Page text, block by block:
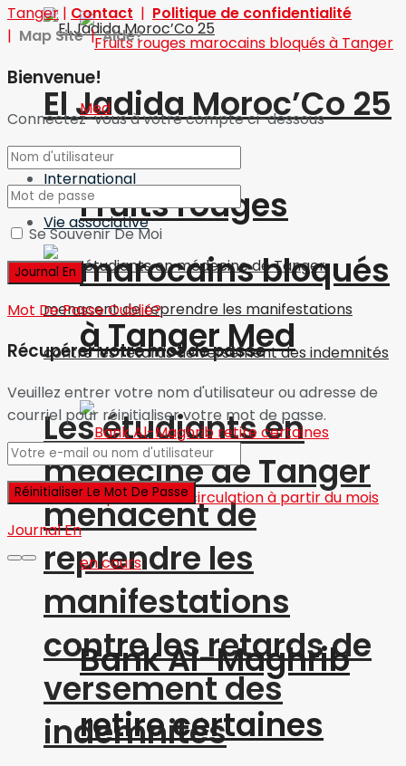
El Jadida Moroc’Co 25
International
Vie associative
Les étudiants en
médecine de Tanger
menacent de
reprendre les
manifestations
contre les retards de
versement des
indemnités
Fruits rouges
marocains bloqués
à Tanger Med
Bank Al-Maghrib
retire certaines
Tanger | Contact | Politique de confidentialité
| Map Site|Aide?
Bienvenue!
Connectez-vous à votre compte ci-dessous
Se Souvenir De Moi
Mot De Passe Oublié?
Récupérer votre mot de passe
Veuillez entrer votre nom d'utilisateur ou adresse de
courriel pour réinitialiser votre mot de passe.
Journal En